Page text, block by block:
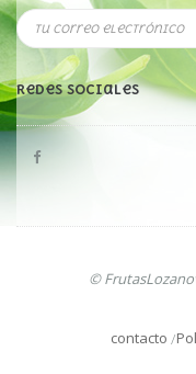
Redes Sociales
©
contacto